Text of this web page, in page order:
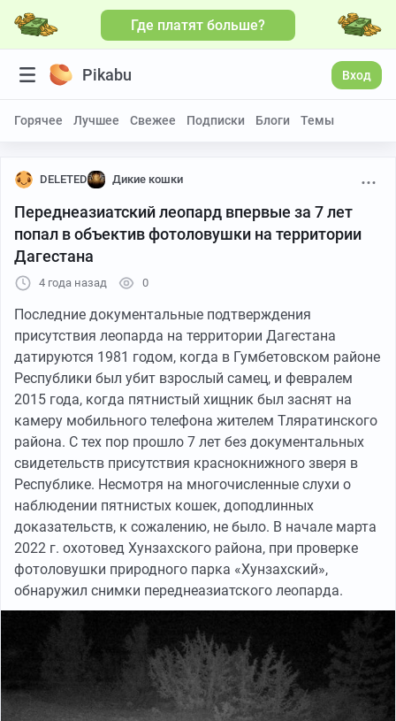
Где платят больше?
Pikabu Вход
Горячее Лучшее Свежее Подписки Блоги Темы
DELETED Дикие кошки
Переднеазиатский леопард впервые за 7 лет
попал в объектив фотоловушки на территории
Дагестана
4 года назад 0
Последние документальные подтверждения
присутствия леопарда на территории Дагестана
датируются 1981 годом, когда в Гумбетовском районе
Республики был убит взрослый самец, и февралем
2015 года, когда пятнистый хищник был заснят на
камеру мобильного телефона жителем Тляратинского
района. С тех пор прошло 7 лет без документальных
свидетельств присутствия краснокнижного зверя в
Республике. Несмотря на многочисленные слухи о
наблюдении пятнистых кошек, доподлинных
доказательств, к сожалению, не было. В начале марта
2022 г. охотовед Хунзахского района, при проверке
фотоловушки природного парка «Хунзахский»,
обнаружил снимки переднеазиатского леопарда.